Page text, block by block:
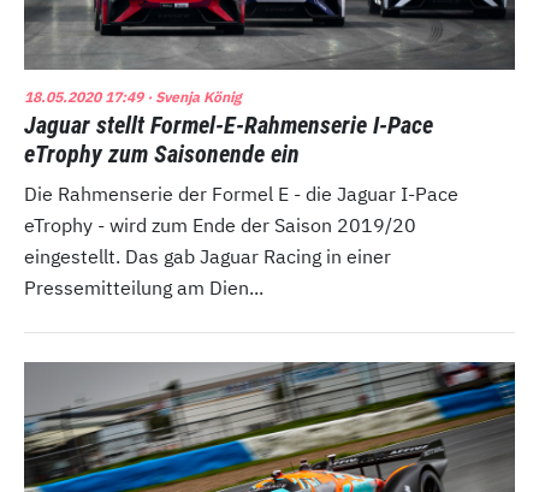
18.05.2020 17:49· Svenja König
Jaguar stellt Formel-E-Rahmenserie I-Pace
eTrophy zum Saisonende ein
Die Rahmenserie der Formel E - die Jaguar I-Pace
eTrophy - wird zum Ende der Saison 2019/20
eingestellt. Das gab Jaguar Racing in einer
Pressemitteilung am Dien...